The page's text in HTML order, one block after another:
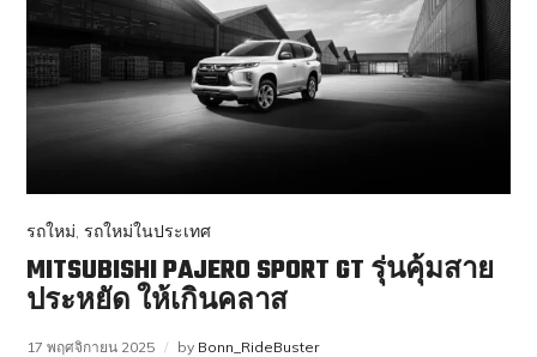
รถใหม่,รถใหม่ในประเทศ
MITSUBISHI PAJERO SPORT GT รุ่นคุ้มสาย
ประหยัด ให้เกินคลาส
17 พฤศจิกายน 2025 by Bonn_RideBuster